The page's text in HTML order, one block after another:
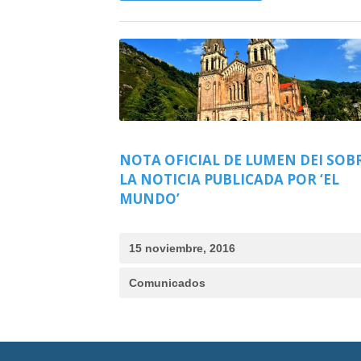
NOTA OFICIAL DE LUMEN DEI
LA NOTICIA PUBLICADA POR ‘EL
MUNDO’
15 noviembre, 2016
Comunicados